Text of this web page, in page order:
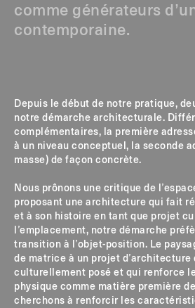
comme générateurs
contemporaine.
Depuis le début de notre pratique,
notre démarche architecturale.
complémentaires, la première
à un niveau conceptuel, la seconde
masse) de façon concrète.
Nous prônons une critique de
proposant une architecture qui fait
et à son histoire en tant que projet
l’emplacement, notre démarche
transition à l’objet-position. Le
de matrice à un projet d’architecture
culturellement posé et qui renforce
physique comme matière première
cherchons à renforcir les